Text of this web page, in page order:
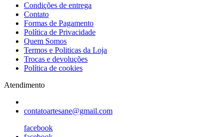
Condições de entrega
Contato
Formas de Pagamento
Política de Privacidade
Quem Somos
Termos e Politicas da Loja
Trocas e devoluções
Política de cookies
Atendimento
contatoartesane@gmail.com
facebook